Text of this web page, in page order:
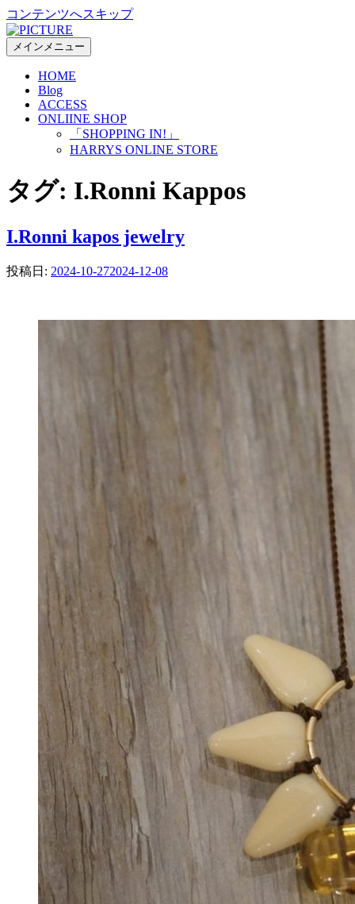
コンテンツへスキップ
メインメニュー
HOME
Blog
ACCESS
ONLIINE SHOP
「SHOPPING IN!」
HARRYS ONLINE STORE
タグ: I.Ronni Kappos
I.Ronni kapos jewelry
投稿日: 2024-10-272024-12-08